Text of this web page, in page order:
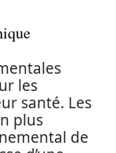
les
santé. Les
plus
de